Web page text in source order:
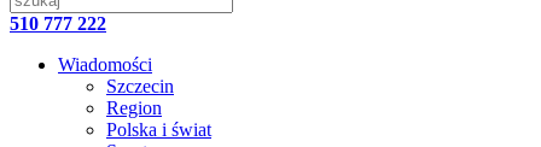
510 777 222
Wiadomości
Szczecin
Region
Polska i świat